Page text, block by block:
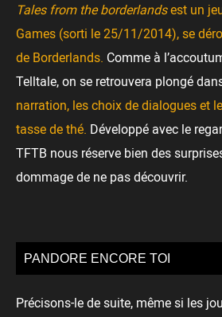
Tales from the borderlandsest un
Games (sorti le 25/11/2014), se
de Borderlands. Comme à
Telltale, on se retrouvera plongé
narration, les choix de dialogues et
tasse de thé. Développé avec le
TFTB nous réserve bien des
dommage de ne pas découvrir.
PANDORE ENCORE TOI
Précisons-le de suite, même si les